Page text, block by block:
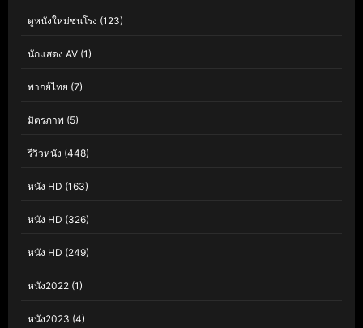
ดูหนังใหม่ชนโรง (123)
นักแสดง AV (1)
พากย์ไทย (7)
มิตรภาพ (5)
รีวิวหนัง (448)
หนัง HD (163)
หนัง HD (326)
หนัง HD (249)
หนัง2022 (1)
หนัง2023 (4)